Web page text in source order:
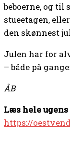
beboerne, og til
stueetagen,
den skønnest
Julen har for
– både på
ÅB
Læs hele
https://